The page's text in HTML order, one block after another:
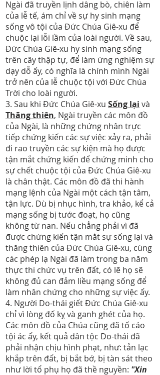
Ngài đã truyền lịnh dâng bò, chiên làm
của lễ tế, ám chỉ về sự hy sinh mạng
sống vô tội của Đức Chúa Giê-xu để
chuộc lại lỗi lầm của loài người. Về sau,
Đức Chúa Giê-xu hy sinh mạng sống
trên cây thập tự, để làm ứng nghiệm sự
dạy dỗ ấy, có nghĩa là chính mình Ngài
trở nên của lễ chuộc tội với Đức Chúa
Trời cho loài người.
3. Sau khi Đức Chúa Giê-xu Sống lại và
Thăng thiên, Ngài truyền các môn đồ
của Ngài, là những chứng nhân trực
tiếp chứng kiến các sự việc xảy ra, phải
đi rao truyền các sự kiện mà họ được
tận mắt chứng kiến để chứng minh cho
sự chết chuộc tội của Đức Chúa Giê-xu
là chân thật. Các môn đồ đã thi hành
mạng lệnh của Ngài một cách tận tâm,
tận lực. Dù bị nhục hình, tra khảo, kể cả
mạng sống bị tước đoạt, họ cũng
không từ nan. Nếu chẳng phải vì đã
được chứng kiến tận mắt sự sống lại và
thăng thiên của Đức Chúa Giê-xu, cùng
các phép lạ Ngài đã làm trong ba năm
thực thi chức vụ trên đất, có lẽ họ sẽ
không đủ can đảm liều mạng sống để
làm nhân chứng cho những sự việc ấy.
4. Người Do-thái giết Đức Chúa Giê-xu
chỉ vì lòng đố kỵ và ganh ghét của họ.
Các môn đồ của Chúa cũng đã tố cáo
tội ác ấy, kết quả dân tộc Do-thái đã
phải nhận chịu hình phạt, như: tản lạc
khắp trên đất, bị bắt bớ, bị tàn sát theo
như lời tổ phụ họ đã thề nguyền: "Xin